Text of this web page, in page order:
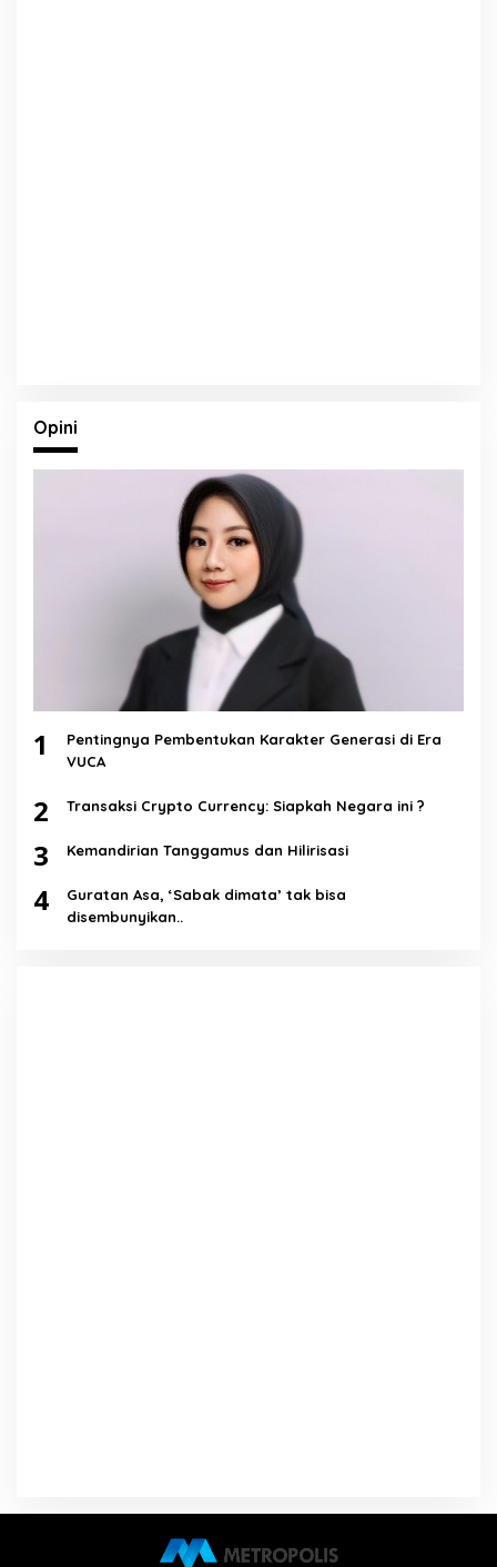
Opini
1
Pentingnya Pembentukan Karakter Generasi di Era
VUCA
2 Transaksi Crypto Currency: Siapkah Negara ini ?
3 Kemandirian Tanggamus dan Hilirisasi
4
Guratan Asa, ‘Sabak dimata’ tak bisa
disembunyikan..